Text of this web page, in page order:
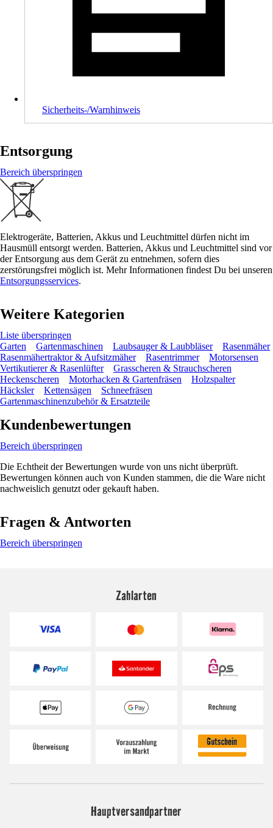
Sicherheits-/Warnhinweis
Entsorgung
Bereich überspringen
Elektrogeräte, Batterien, Akkus und Leuchtmittel dürfen nicht im
Hausmüll entsorgt werden. Batterien, Akkus und Leuchtmittel sind vor
der Entsorgung aus dem Gerät zu entnehmen, sofern dies
zerstörungsfrei möglich ist. Mehr Informationen findest Du bei unseren
Entsorgungsservices.
Weitere Kategorien
Liste überspringen
Garten
Gartenmaschinen Laubsauger & Laubbläser
Rasenmäher
Rasenmähertraktor & Aufsitzmäher
Rasentrimmer
Motorsensen
Vertikutierer & Rasenlüfter
Grasscheren & Strauchscheren
Heckenscheren
Motorhacken & Gartenfräsen
Holzspalter
Häcksler
Kettensägen
Schneefräsen
Gartenmaschinenzubehör & Ersatzteile
Kundenbewertungen
Bereich überspringen
Die Echtheit der Bewertungen wurde von uns nicht überprüft.
Bewertungen können auch von Kunden stammen, die die Ware nicht
nachweislich genutzt oder gekauft haben.
Fragen & Antworten
Bereich überspringen
Zahlarten
Hauptversandpartner